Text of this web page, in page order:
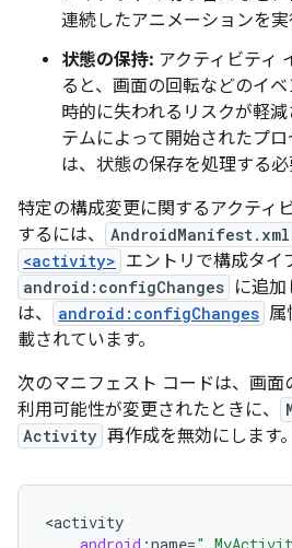
連続したアニメーションを実
状態の保持: アクティビティ
ると、画面の回転などのイ
時的に失われるリスクが軽
テムによって開始されたプ
は、状態の保存を処理する必
特定の構成変更に関するアクティ
するには、
AndroidManifest.xml
<activity> エントリで構成タイ
android:configChanges に追
は、
android:configChanges 属
載されています。
次のマニフェスト コードは、画面
利用可能性が変更されたときに、
Activity 再作成を無効にします。
<activity